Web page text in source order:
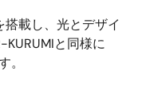
載し、光とデザイ
と同様に
。